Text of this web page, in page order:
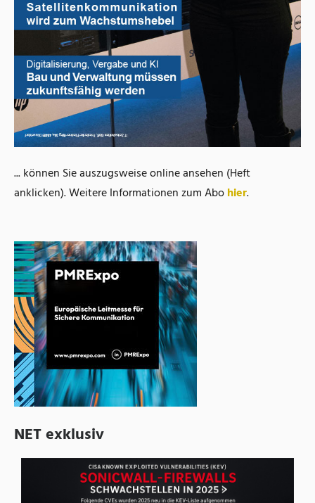
... können Sie auszugsweise online ansehen (Heft
anklicken). Weitere Informationen zum Abohier.
NET exklusiv